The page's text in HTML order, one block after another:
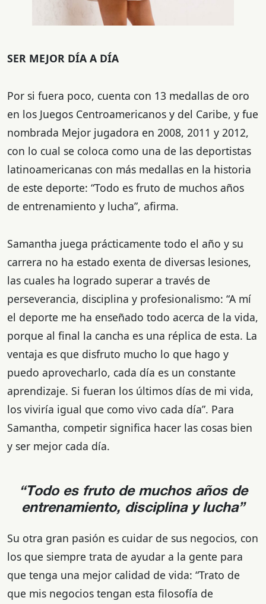
SER MEJOR DÍA A DÍA
Por si fuera poco, cuenta con 13 medallas de oro
en los Juegos Centroamericanos y del Caribe, y fue
nombrada Mejor jugadora en 2008, 2011 y 2012,
con lo cual se coloca como una de las deportistas
latinoamericanas con más medallas en la historia
de este deporte: “Todo es fruto de muchos años
de entrenamiento y lucha”, afirma.
Samantha juega prácticamente todo el año y su
carrera no ha estado exenta de diversas lesiones,
las cuales ha logrado superar a través de
perseverancia, disciplina y profesionalismo: “A mí
el deporte me ha enseñado todo acerca de la vida,
porque al final la cancha es una réplica de esta. La
ventaja es que disfruto mucho lo que hago y
puedo aprovecharlo, cada día es un constante
aprendizaje. Si fueran los últimos días de mi vida,
los viviría igual que como vivo cada día”. Para
Samantha, competir significa hacer las cosas bien
y ser mejor cada día.
“Todo es fruto de muchos años de
entrenamiento, disciplina y lucha”
Su otra gran pasión es cuidar de sus negocios, con
los que siempre trata de ayudar a la gente para
que tenga una mejor calidad de vida: “Trato de
que mis negocios tengan esta filosofía de